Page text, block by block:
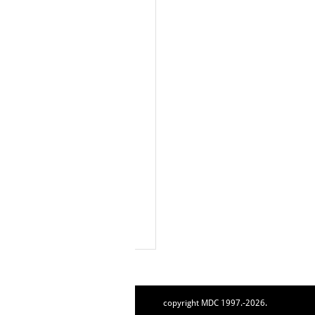
copyright MDC 1997.-2026.